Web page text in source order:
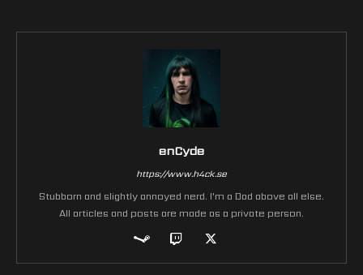
enCyde
https://www.h4ck.se
Stubborn and slightly annoyed nerd. I'm a Dad above all else.
All articles and posts are made as a private person.